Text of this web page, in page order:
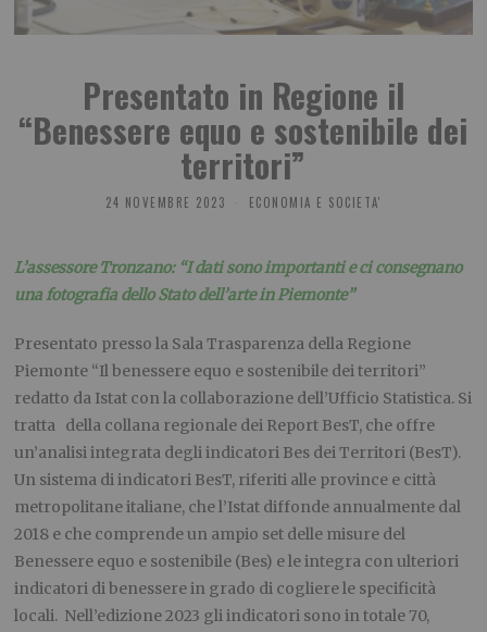
Presentato in Regione il
“Benessere equo e sostenibile dei
territori”
24 NOVEMBRE 2023 ECONOMIA E SOCIETA'
L’assessore Tronzano: “I dati sono importanti e ci consegnano
una fotografia dello Stato dell’arte in Piemonte”
Presentato presso la Sala Trasparenza della Regione
Piemonte “Il benessere equo e sostenibile dei territori”
redatto da Istat con la collaborazione dell’Ufficio Statistica. Si
tratta della collana regionale dei Report BesT, che offre
un’analisi integrata degli indicatori Bes dei Territori (BesT).
Un sistema di indicatori BesT, riferiti alle province e città
metropolitane italiane, che l’Istat diffonde annualmente dal
2018 e che comprende un ampio set delle misure del
Benessere equo e sostenibile (Bes) e le integra con ulteriori
indicatori di benessere in grado di cogliere le specificità
locali. Nell’edizione 2023 gli indicatori sono in totale 70,